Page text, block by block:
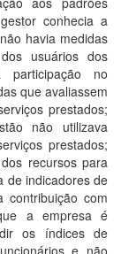
conhecia a
havia medidas
usuários dos
participação no
que avaliassem
prestados;
não utilizava
prestados;
recursos para
de indicadores de
contribuição com
a empresa é
os índices de
e não